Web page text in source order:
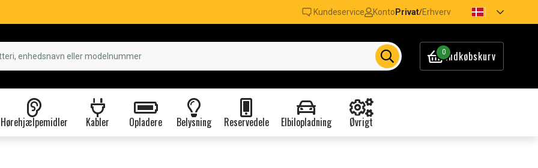
Kundeservice Konto Privat/Erhverv
0Indkøbskurv
Hørehjælpemidler Kabler Opladere Belysning Reservedele Elbilopladning Øvrigt